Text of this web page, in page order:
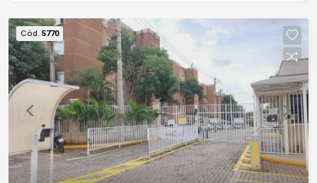
suas roupas e pertences. A cozinha é equipada
para atender às necessidades da família, e a
entrada de serviço, lavanderia e dependências de
empregada proporcionam praticidade e conforto.
O apartamento também oferece 3 vagas de
garagem, sendo 2 em gaveta e 1 paralela, além
de um depósito de 10 metros quadrados para
armazenamento adicional. Localizado em um
condomínio clube no melhor bairro da cidade de
Sorocaba, este apartamento é uma ótima opção
Cód. 5770